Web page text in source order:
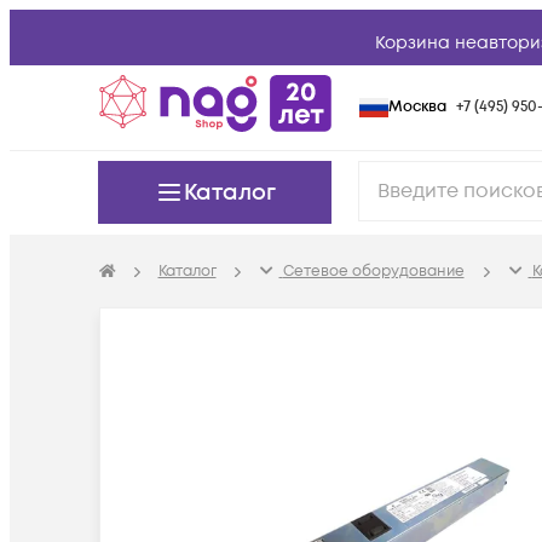
Корзина
Москва +7 (495) 950-
Каталог
Каталог Сетевое оборудование